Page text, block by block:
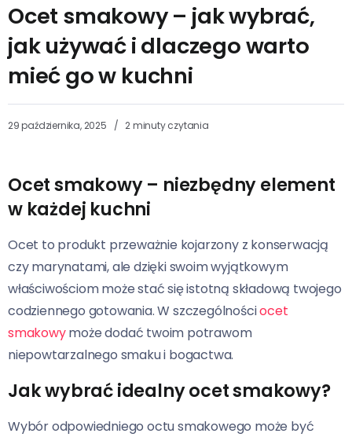
Ocet smakowy – jak wybrać,
jak używać i dlaczego warto
mieć go w kuchni
29 października, 2025 2 minuty czytania
Ocet smakowy – niezbędny element
w każdej kuchni
Ocet to produkt przeważnie kojarzony z konserwacją
czy marynatami, ale dzięki swoim wyjątkowym
właściwościom może stać się istotną składową twojego
codziennego gotowania. W szczególnościocet
smakowymoże dodać twoim potrawom
niepowtarzalnego smaku i bogactwa.
Jak wybrać idealny ocet smakowy?
Wybór odpowiedniego octu smakowego może być